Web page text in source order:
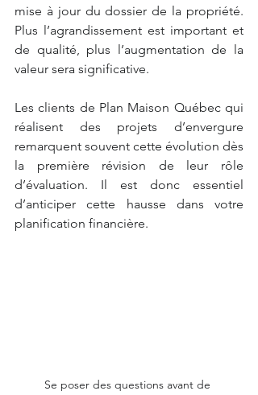
mise à jour du dossier de la propriété.
Plus l’agrandissement est important et
de qualité, plus l’augmentation de la
valeur sera significative.
Les clients de Plan Maison Québec qui
réalisent des projets d’envergure
remarquent souvent cette évolution dès
la première révision de leur rôle
d’évaluation. Il est donc essentiel
d’anticiper cette hausse dans votre
planification financière.
Se poser des questions avant de